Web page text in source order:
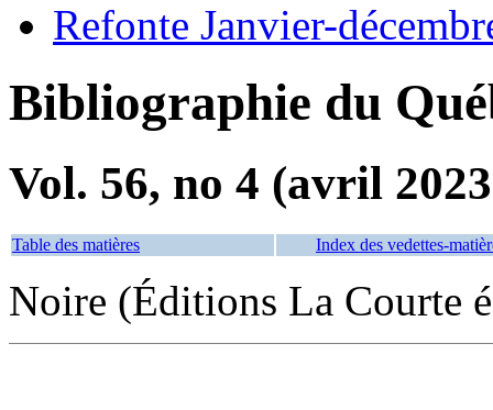
Refonte Janvier-
Bibliographie du
Vol. 56, no 4 (avril
Table des matières Index des vedettes-
Noire (Éditions La Courte